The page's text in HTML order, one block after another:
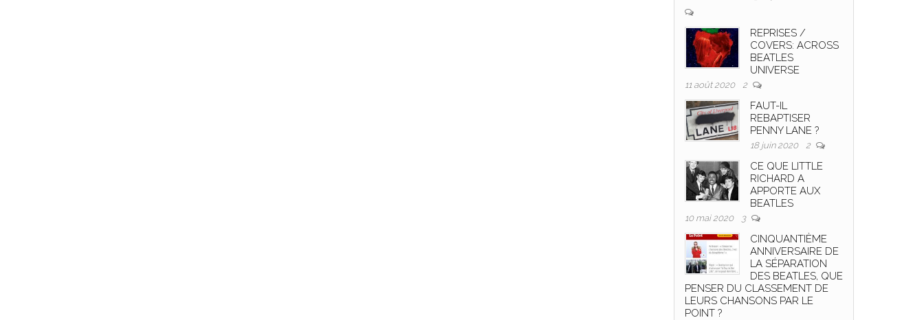
REPRISES /
COVERS: ACROSS
BEATLES
UNIVERSE
11 août 2020 2
FAUT-IL
REBAPTISER
PENNY LANE ?
18 juin 2020 2
CE QUE LITTLE
RICHARD A
APPORTE AUX
BEATLES
10 mai 2020 3
CINQUANTIÈME
ANNIVERSAIRE DE
LA SÉPARATION
DES BEATLES, QUE
PENSER DU CLASSEMENT DE
LEURS CHANSONS PAR LE
POINT ?